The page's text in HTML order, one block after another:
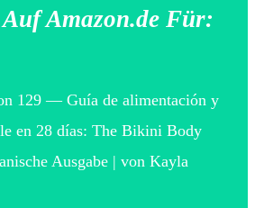
Amazon.de Für:
129 — Guía de alimentación y
en 28 días: The Bikini Body
Ausgabe | von Kayla